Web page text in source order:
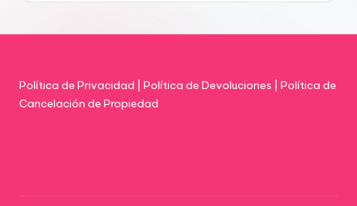
Política de Privacidad Política de Devoluciones
Política de
Cancelación de Propiedad